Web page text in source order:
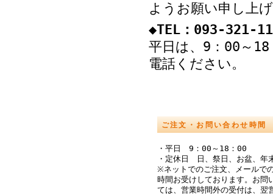
ようお願い申し上
◆TEL：093-321-
平日は、9：00～
電話ください。
ご注文・お問い合わせ時間
・平日 9：00～18：00
・定休日 日、祭日、お盆、年
※ネットでのご注文、メールで
時間お受けしております。お問
ては、営業時間外の受付は、翌